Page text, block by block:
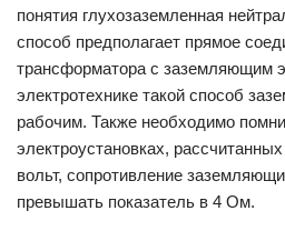
понятия глухозаземленная
способ предполагает прямое
трансформатора с заземляющим
электротехнике такой способ
рабочим. Также необходимо
электроустановках,
вольт, сопротивление
превышать показатель в 4 Ом.